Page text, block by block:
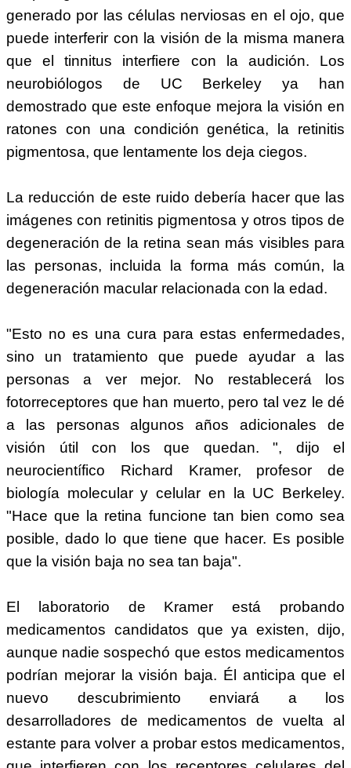
generado por las células nerviosas en el ojo, que
puede interferir con la visión de la misma manera
que el tinnitus interfiere con la audición. Los
neurobiólogos de UC Berkeley ya han
demostrado que este enfoque mejora la visión en
ratones con una condición genética, la retinitis
pigmentosa, que lentamente los deja ciegos.
La reducción de este ruido debería hacer que las
imágenes con retinitis pigmentosa y otros tipos de
degeneración de la retina sean más visibles para
las personas, incluida la forma más común, la
degeneración macular relacionada con la edad.
"Esto no es una cura para estas enfermedades,
sino un tratamiento que puede ayudar a las
personas a ver mejor. No restablecerá los
fotorreceptores que han muerto, pero tal vez le dé
a las personas algunos años adicionales de
visión útil con los que quedan. ", dijo el
neurocientífico Richard Kramer, profesor de
biología molecular y celular en la UC Berkeley.
"Hace que la retina funcione tan bien como sea
posible, dado lo que tiene que hacer. Es posible
que la visión baja no sea tan baja".
El laboratorio de Kramer está probando
medicamentos candidatos que ya existen, dijo,
aunque nadie sospechó que estos medicamentos
podrían mejorar la visión baja. Él anticipa que el
nuevo descubrimiento enviará a los
desarrolladores de medicamentos de vuelta al
estante para volver a probar estos medicamentos,